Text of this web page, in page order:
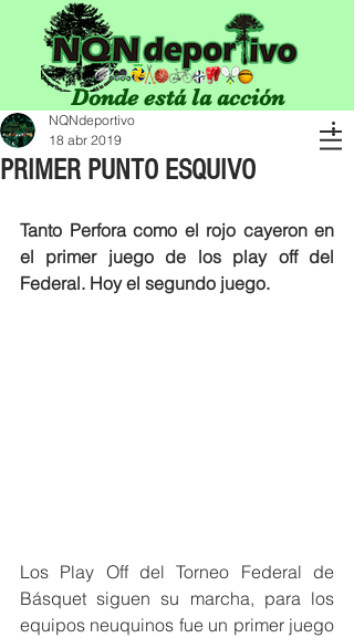
Donde está la acción
PRIMER PUNTO ESQUIVO
NQNdeportivo
18 abr 2019
Tanto Perfora como el rojo cayeron en
el primer juego de los play off del
Federal. Hoy el segundo juego.
Los Play Off del Torneo Federal de
Básquet siguen su marcha, para los
equipos neuquinos fue un primer juego